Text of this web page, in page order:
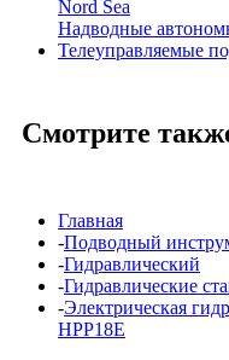
Nord Sea
Надводные
Телеуправляемые
Смотрите
Главная
-Подводный
-Гидравлический
-Гидравлические
-Электрическая
HPP18E